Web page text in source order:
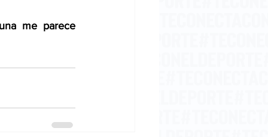
me parece